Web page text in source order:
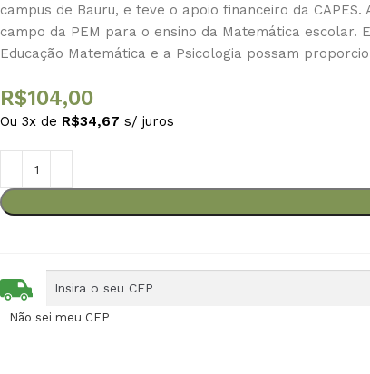
campus de Bauru, e teve o apoio financeiro da
campo da PEM para o ensino da Matemática
Educação Matemática e a Psicologia possam
R$104,00
Ou 3x de R$34,67 s/ juros
Não sei meu CEP